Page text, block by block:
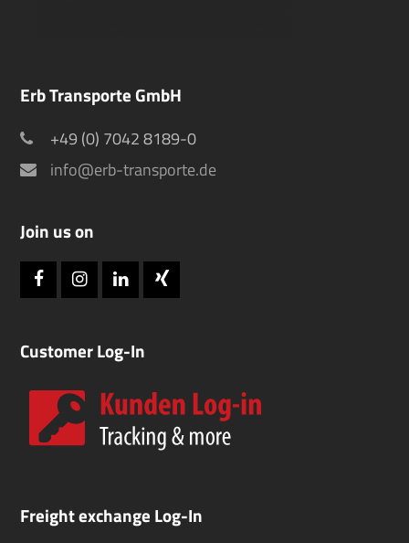
Erb Transporte GmbH
+49 (0) 7042 8189-0
info@erb-transporte.de
Join us on
FacebookInstagramLinkedInXing
Customer Log-In
Freight exchange Log-In